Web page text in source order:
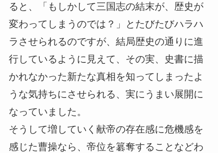
ると、「もしかして三国志の結末が、歴史が
変わってしまうのでは？」とたびたびハラハ
ラさせられるのですが、結局歴史の通りに進
行しているように見えて、その実、史書に描
かれなかった新たな真相を知ってしまったよ
うな気持ちにさせられる、実にうまい展開に
なっていました。
そうして増していく献帝の存在感に危機感を
感じた曹操なら、帝位を簒奪することなどわ